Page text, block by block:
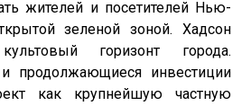
жителей и посетителей Нью-
зеленой зоной. Хадсон
горизонт города.
продолжающиеся инвестиции
как крупнейшую частную